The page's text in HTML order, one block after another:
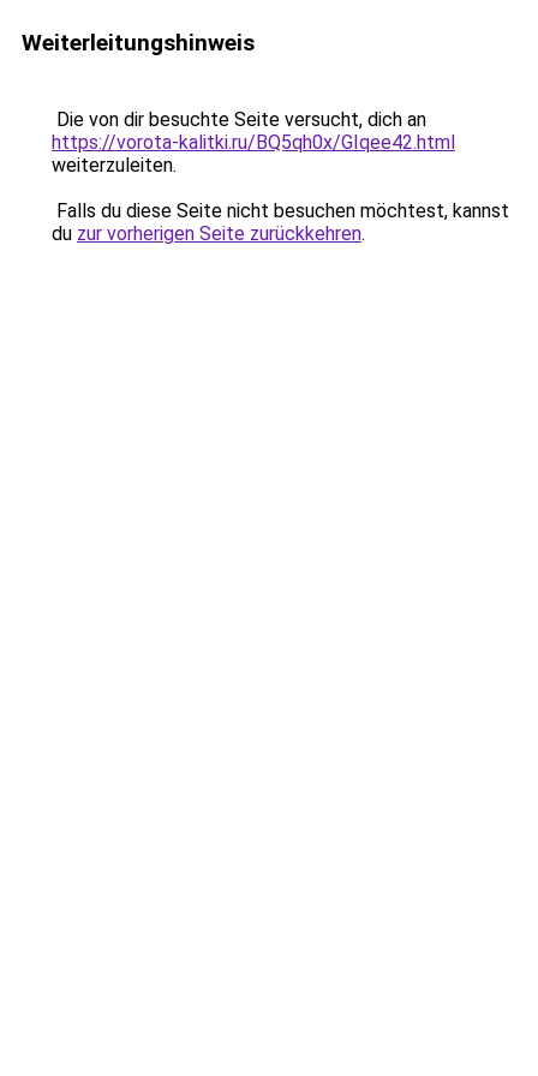
Weiterleitungshinweis
Die von dir besuchte Seite versucht, dich an
https://vorota-kalitki.ru/BQ5qh0x/GIqee42.html
weiterzuleiten.
Falls du diese Seite nicht besuchen möchtest, kannst
du zur vorherigen Seite zurückkehren.